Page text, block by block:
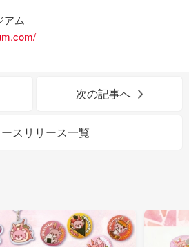
アム
次の記事へ
スリリース一覧